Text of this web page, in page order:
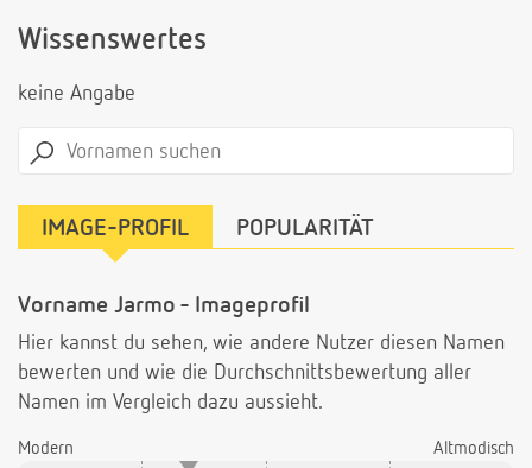
Wissenswertes
keine Angabe
IMAGE-PROFIL POPULARITÄT
Vorname Jarmo - Imageprofil
Hier kannst du sehen, wie andere Nutzer diesen Namen
bewerten und wie die Durchschnittsbewertung aller
Namen im Vergleich dazu aussieht.
Modern Altmodisch